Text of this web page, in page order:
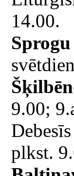
14.00.
9.00;
plkst.